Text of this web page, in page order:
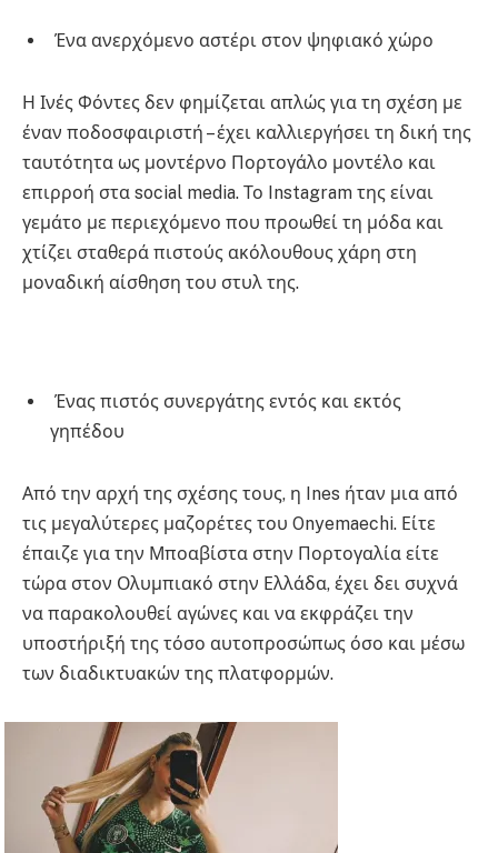
Ένα ανερχόμενο αστέρι στον ψηφιακό χώρο
Η Ινές Φόντες δεν φημίζεται απλώς για τη σχέση με
έναν ποδοσφαιριστή – έχει καλλιεργήσει τη δική της
ταυτότητα ως μοντέρνο Πορτογάλο μοντέλο και
επιρροή στα social media. Το Instagram της είναι
γεμάτο με περιεχόμενο που προωθεί τη μόδα και
χτίζει σταθερά πιστούς ακόλουθους χάρη στη
μοναδική αίσθηση του στυλ της.
Ένας πιστός συνεργάτης εντός και εκτός
γηπέδου
Από την αρχή της σχέσης τους, η Ines ήταν μια από
τις μεγαλύτερες μαζορέτες του Onyemaechi. Είτε
έπαιζε για την Μποαβίστα στην Πορτογαλία είτε
τώρα στον Ολυμπιακό στην Ελλάδα, έχει δει συχνά
να παρακολουθεί αγώνες και να εκφράζει την
υποστήριξή της τόσο αυτοπροσώπως όσο και μέσω
των διαδικτυακών της πλατφορμών.